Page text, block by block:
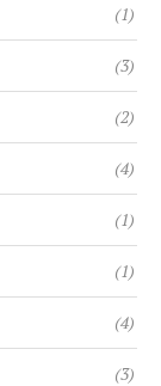
(1)
(3)
(2)
(4)
(1)
(1)
(4)
(3)